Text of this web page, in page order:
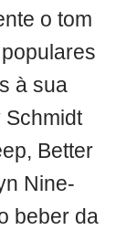
o tom
à sua
Schmidt
Better
Nine-
beber da